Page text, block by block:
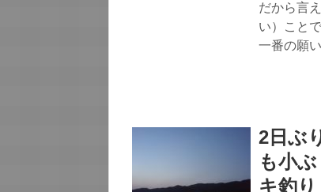
だから言
い）こと
一番の願
2日ぶ
も小
キ釣り